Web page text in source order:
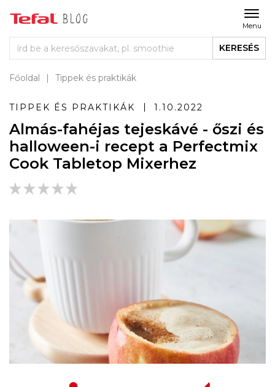
Menu
KERESÉS
Főoldal Tippek és praktikák
TIPPEK ÉS PRAKTIKÁK 1.10.2022
Almás-fahéjas tejeskávé - őszi és
halloween-i recept a Perfectmix
Cook Tabletop Mixerhez